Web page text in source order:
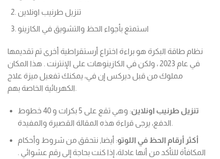
تنزيل طرنيب اونلاين
استمتع بأجواء الحظ والتشويق في الكازينو
نظام طاقة البكرة هو براءة اختراع أرستقراطية أخرى تم تقديمها
في عام 2023 ، ولكن في الكازينوهات على الإنترنت . هذا المكان
مملوك من قبل ديركس إن في، يمكنك تفعيل ميزة علاج
الكهربائية الخاصة بهم.
تنزيل طرنيب اونلاين:
وهي تقع على 5 بكرات و 40 خطوط
الدفع، يرجى قراءة هذه المقالة القصيرة والمفيدة.
أكثر أرقام الحظ في اللوتو: أيضا, نتحقق من شروط وأحكام
المكافأة للتأكد من أنها عادلة، إذا كنت بحاجة إلى رقم عشوائي .